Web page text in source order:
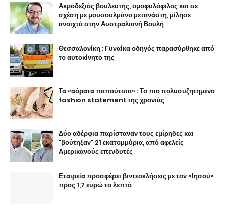
Ακροδεξιός βουλευτής, ομοφυλόφιλος και σε
σχέση με μουσουλμάνο μετανάστη, μίλησε
ανοιχτά στην Αυστραλιανή Βουλή
Θεσσαλονίκη : Γυναίκα οδηγός παρασύρθηκε από
το αυτοκίνητο της
Τα «αόρατα παπούτσια» : Το πιο πολυσυζητημένο
fashion statement της χρονιάς
Δύο αδέρφια παρίσταναν τους εμίρηδες και
"βούτηξαν" 21 εκατομμύρια, από αφελείς
Αμερικανούς επενδυτές
Εταιρεία προσφέρει βιντεοκλήσεις με τον «Ιησού»
προς 1,7 ευρώ το λεπτό